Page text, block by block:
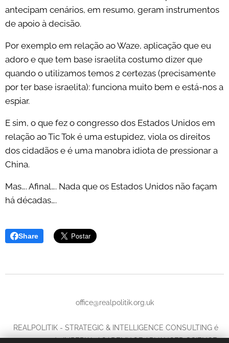
antecipam cenários, em resumo, geram instrumentos
de apoio à decisão.
Por exemplo em relação ao Waze, aplicação que eu
adoro e que tem base israelita costumo dizer que
quando o utilizamos temos 2 certezas (precisamente
por ter base israelita): funciona muito bem e está-nos a
espiar.
E sim, o que fez o congresso dos Estados Unidos em
relação ao Tic Tok é uma estupidez, viola os direitos
dos cidadãos e é uma manobra idiota de pressionar a
China.
Mas…. Afinal…. Nada que os Estados Unidos não façam
há décadas….
Share
office@realpolitik.org.uk
REALPOLITIK - STRATEGIC & INTELLIGENCE CONSULTING é
uma marca da IMPERIAL ACADEMY OF ADVANCED SCIENCE